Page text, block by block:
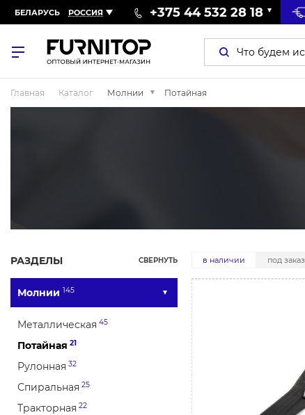
БЕЛАРУСЬ РОССИЯ +375 44 532 28 18
Главная Каталог Молнии Потайная
РАЗДЕЛЫ СВЕРНУТЬ
Молнии 145
Металлическая 45
Потайная 21
Рулонная 32
Спиральная 25
Тракторная 22
в наличии под заказ